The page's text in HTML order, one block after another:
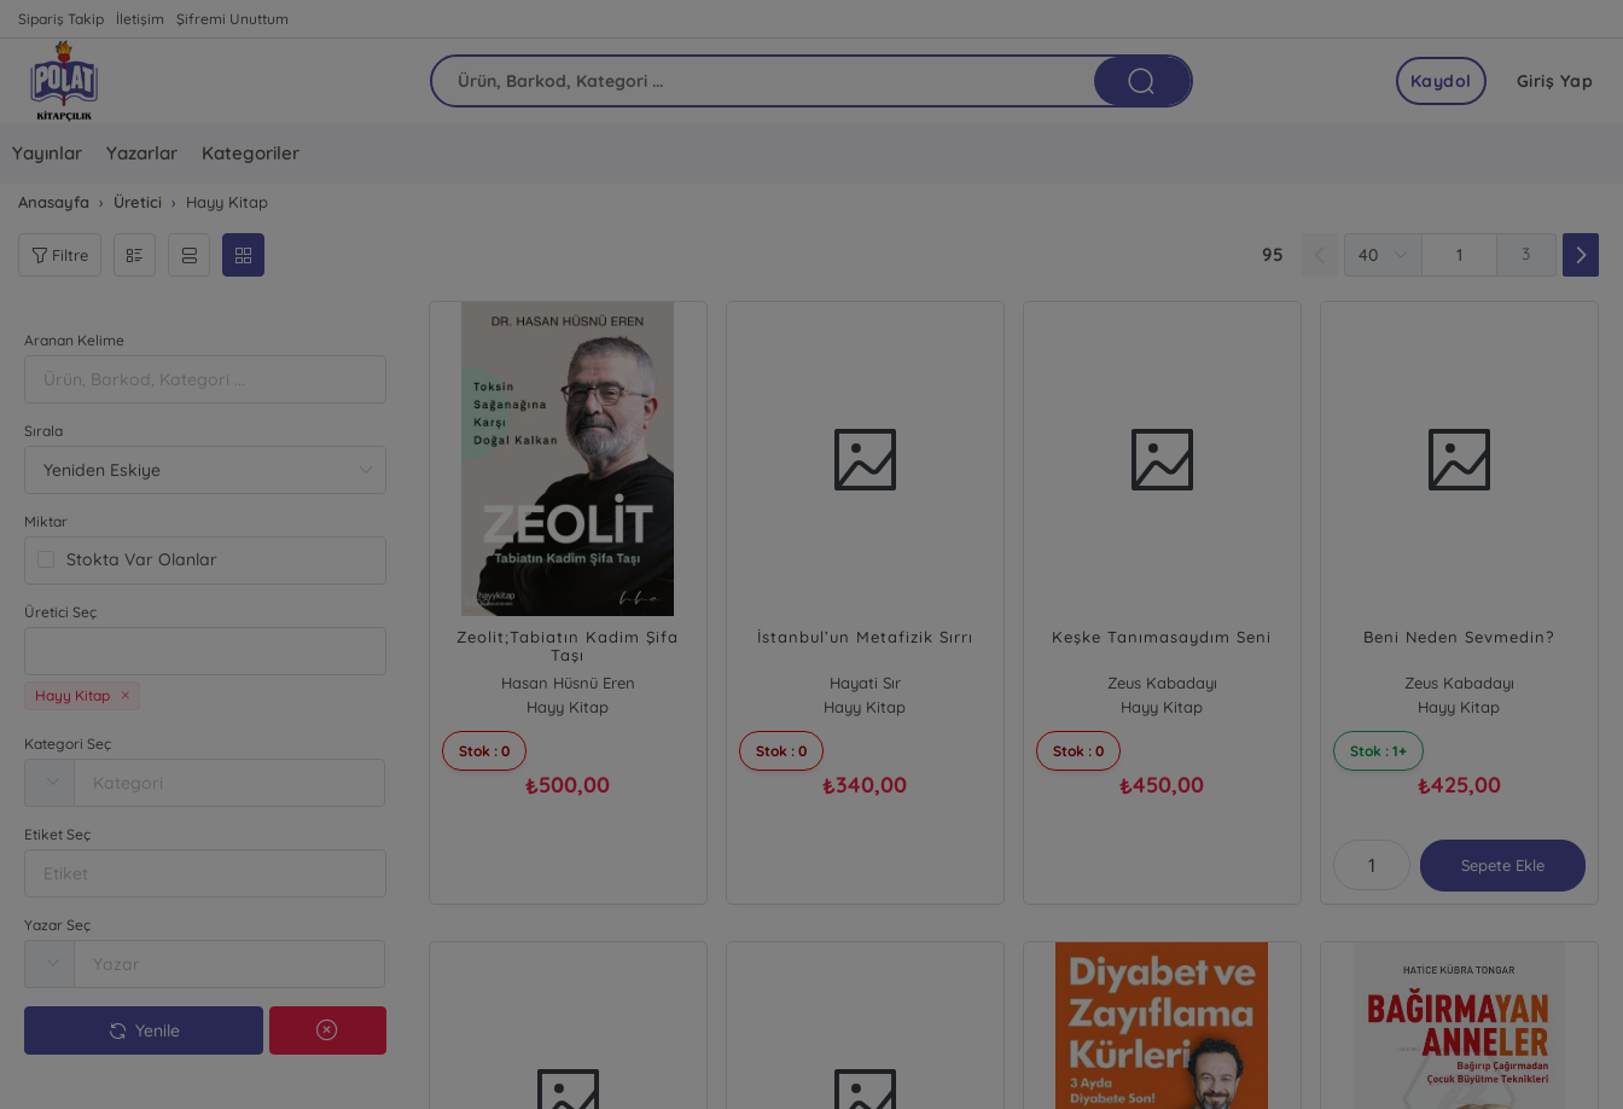
Sipariş Takip İletişim Şifremi Unuttum
Giriş Yap
Kaydol
Yayınlar Yazarlar Kategoriler
Anasayfa Üretici Hayy Kitap
Filtre 95 3
Aranan Kelime
Sırala
Miktar
Stokta Var Olanlar
Üretici Seç
Hayy Kitap
Kategori Seç
Etiket Seç
Yazar Seç
Yenile
Zeolit;Tabiatın Kadim Şifa
Taşı
Hasan Hüsnü Eren
Hayy Kitap
Stok : 0
₺500,00
İstanbul’un Metafizik Sırrı
Hayati Sır
Hayy Kitap
Stok : 0
₺340,00
Keşke Tanımasaydım Seni
Zeus Kabadayı
Hayy Kitap
Stok : 0
₺450,00
Beni Neden Sevmedin?
Zeus Kabadayı
Hayy Kitap
Stok : 1+
₺425,00
Sepete Ekle